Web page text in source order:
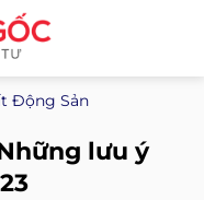
Động Sản
lưu ý